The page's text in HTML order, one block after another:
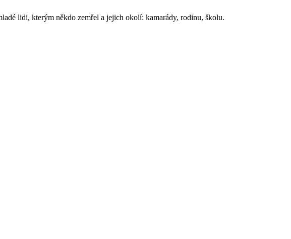
lidi, kterým někdo zemřel a jejich okolí: kamarády, rodinu, školu.